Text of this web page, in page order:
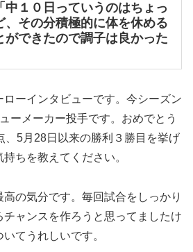
中１０日っていうのはちょっ
、その分積極的に体を休める
ができたので調子は良かった
ーインタビューです。今シーズン
ーメーカー投手です。おめでとう
、5月28日以来の勝利３勝目を挙げ
ちを教えてください。
高の気分です。毎回試合をしっかり
ャンスを作ろうと思ってましたけ
てうれしいです。